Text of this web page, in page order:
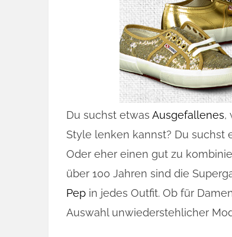
Du suchst etwas Ausgefallenes,
Style lenken kannst? Du suchst
Oder eher einen gut zu
über 100 Jahren sind die
Pep in jedes Outfit. Ob für
Auswahl unwiederstehlicher